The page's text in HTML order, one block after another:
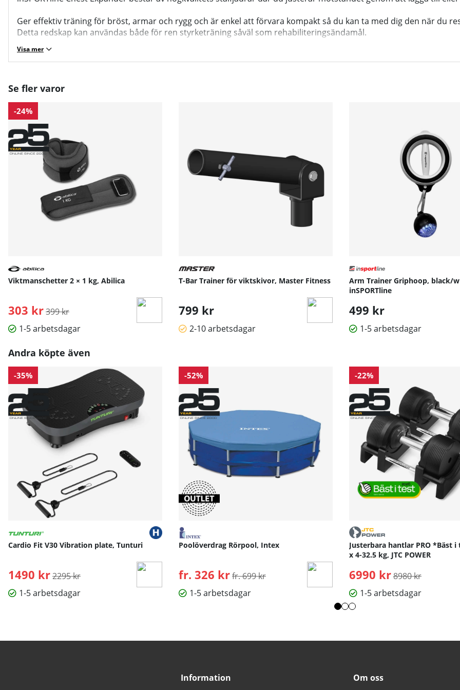
Ger effektiv träning för bröst, armar och rygg och är enkel att förvara kompakt så du kan ta med dig den när du
Detta redskap kan användas både för ren styrketräning såväl som rehabiliteringsändamål.
Visa mer
Se fler varor
-24%
Viktmanschetter 2 × 1 kg, Abilica
303 kr Ordinarie pris:
399 kr
1-5 arbetsdagar
T-Bar Trainer för viktskivor, Master Fitness
799 kr
2-10 arbetsdagar
Arm Trainer Griphoop, black/
inSPORTline
499 kr
1-5 arbetsdagar
Andra köpte även
-35%
Cardio Fit V30 Vibration plate, Tunturi
1490 kr Ordinarie pris:
2295 kr
1-5 arbetsdagar
-52%
Poolöverdrag Rörpool, Intex
fr. 326 krOrdinarie pris:
fr. 699 kr
1-5 arbetsdagar
-22%
Justerbara hantlar PRO *Bäst i
x 4-32.5 kg, JTC POWER
6990 kr Ordinarie pris:
8980 kr
1-5 arbetsdagar
Information Om oss